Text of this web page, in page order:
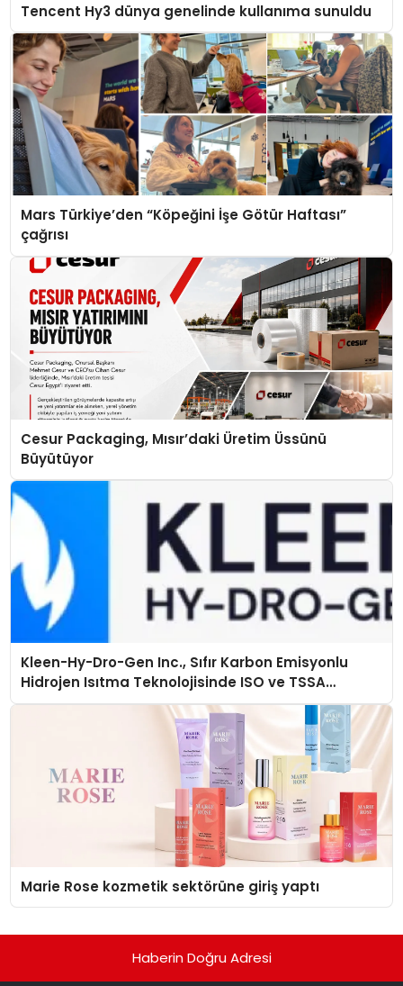
Tencent Hy3 dünya genelinde kullanıma sunuldu
Mars Türkiye’den “Köpeğini İşe Götür Haftası”
çağrısı
Cesur Packaging, Mısır’daki Üretim Üssünü
Büyütüyor
Kleen-Hy-Dro-Gen Inc., Sıfır Karbon Emisyonlu
Hidrojen Isıtma Teknolojisinde ISO ve TSSA
Düzenleyici Onaylarını Aldı
Marie Rose kozmetik sektörüne giriş yaptı
Haberin Doğru Adresi